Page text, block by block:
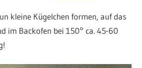
kleine Kügelchen formen, auf das
im Backofen bei 150° ca. 45-60